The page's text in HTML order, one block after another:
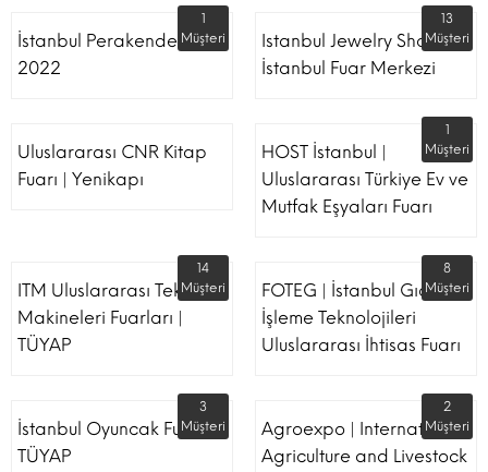
İstanbul Perakende Fuarı
2022
1
Müşteri
Istanbul Jewelry Show |
İstanbul Fuar Merkezi
13
Müşteri
Uluslararası CNR Kitap
Fuarı | Yenikapı
HOST İstanbul |
Uluslararası Türkiye Ev ve
Mutfak Eşyaları Fuarı
1
Müşteri
ITM Uluslararası Tekstil
Makineleri Fuarları |
TÜYAP
14
Müşteri
FOTEG | İstanbul Gıda
İşleme Teknolojileri
Uluslararası İhtisas Fuarı
8
Müşteri
İstanbul Oyuncak Fuarı -
TÜYAP
3
Müşteri
Agroexpo | International
Agriculture and Livestock
2
Müşteri